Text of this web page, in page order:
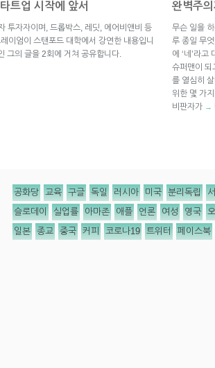
트업 시작에 앞서
투자자이며, 드롭박스, 레딧, 에어비앤비 등
이엄이 스탠포드 대학에서 강연한 내용입니
그의 글을 2회에 거쳐 공유합니다.
완벽주
무슨 일을
루 종일 무
에 ‘네’라
슈퍼맨이 되
를 열심히
위한 몇 가
비판자가 →
공화당 교육 구글 독일 러시아 미국 분리독립
슬로데이 실업률 아마존 애플 언론 여성 영국
일본 종교 중국 커피 코로나19 트위터 페이스북